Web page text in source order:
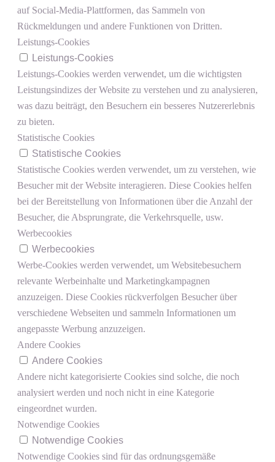
auf Social-Media-Plattformen, das Sammeln von
Rückmeldungen und andere Funktionen von Dritten.
Leistungs-Cookies
Leistungs-Cookies
Leistungs-Cookies werden verwendet, um die wichtigsten
Leistungsindizes der Website zu verstehen und zu analysieren,
was dazu beiträgt, den Besuchern ein besseres Nutzererlebnis
zu bieten.
Statistische Cookies
Statistische Cookies
Statistische Cookies werden verwendet, um zu verstehen, wie
Besucher mit der Website interagieren. Diese Cookies helfen
bei der Bereitstellung von Informationen über die Anzahl der
Besucher, die Absprungrate, die Verkehrsquelle, usw.
Werbecookies
Werbecookies
Werbe-Cookies werden verwendet, um Websitebesuchern
relevante Werbeinhalte und Marketingkampagnen
anzuzeigen. Diese Cookies rückverfolgen Besucher über
verschiedene Webseiten und sammeln Informationen um
angepasste Werbung anzuzeigen.
Andere Cookies
Andere Cookies
Andere nicht kategorisierte Cookies sind solche, die noch
analysiert werden und noch nicht in eine Kategorie
eingeordnet wurden.
Notwendige Cookies
Notwendige Cookies
Notwendige Cookies sind für das ordnungsgemäße